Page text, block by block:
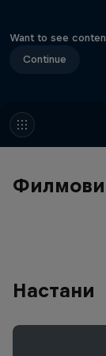
Want to see
Continue
Настани